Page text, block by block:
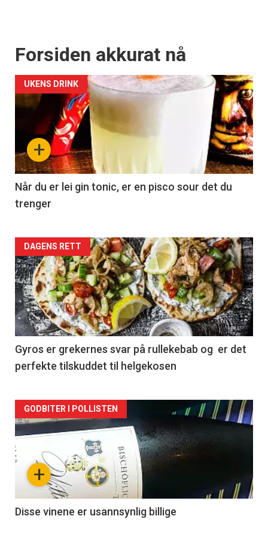
Forsiden akkurat nå
+
UKENS DRINK
Når du er lei gin tonic, er en pisco sour det du
trenger
Forsiden
akkurat
nå
-
2
DAGENS RETT
Gyros er grekernes svar på rullekebab og er det
perfekte tilskuddet til helgekosen
Forsiden
akkurat
nå
3
+
GODBITER I POLLISTEN
Disse vinene er usannsynlig billige